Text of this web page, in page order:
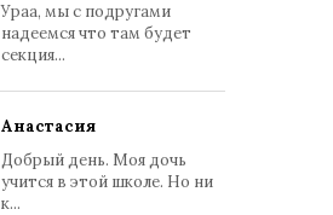
Ураа, мы с подругами
надеемся что там будет
секция...
Анастасия
Добрый день. Моя дочь
учится в этой школе. Но ни
к...